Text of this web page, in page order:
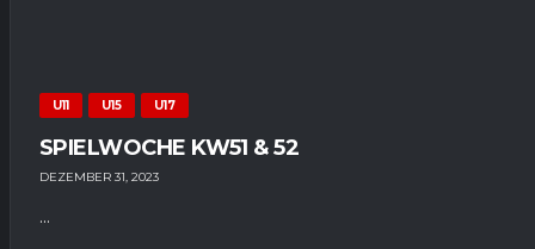
U11 U15 U17
SPIELWOCHE KW51 & 52
DEZEMBER 31, 2023
...